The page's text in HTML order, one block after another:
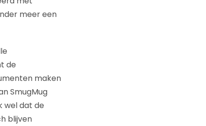
meer een
de
maken
SmugMug
wel dat de
blijven